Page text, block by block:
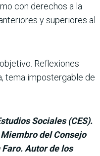
con derechos a la
y superiores al
Reflexiones
tema impostergable de
Sociales (CES).
del Consejo
Autor de los